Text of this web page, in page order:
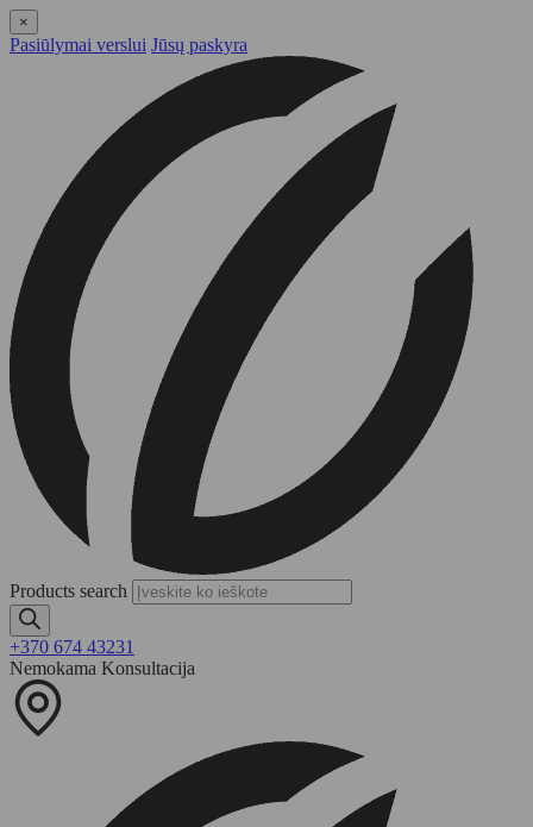
×
Pasiūlymai verslui Jūsų paskyra
Products search
+370 674 43231
Nemokama Konsultacija